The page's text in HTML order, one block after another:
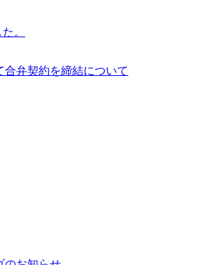
。
弁契約を締結について